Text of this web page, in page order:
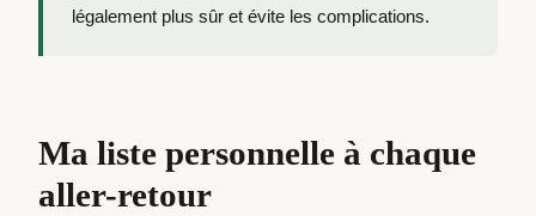
légalement plus sûr et évite les complications.
Ma liste personnelle à chaque
aller-retour